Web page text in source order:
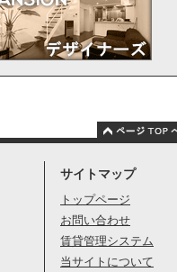
サイトマップ
トップページ
お問い合わせ
賃貸管理システム
当サイトについて